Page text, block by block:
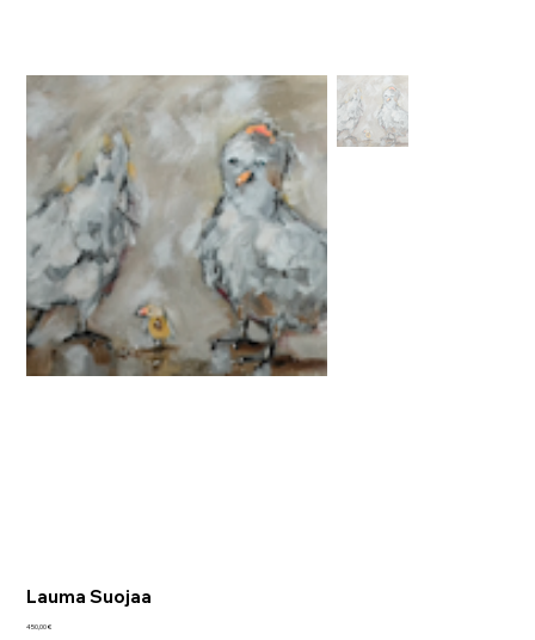
Lauma Suojaa
Hinta
450,00 €